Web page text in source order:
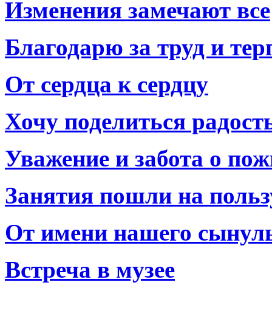
Изменения замечают все
Благодарю за труд и
От сердца к сердцу
Хочу поделиться
Уважение и забота о
Занятия пошли на
От имени нашего
Встреча в музее